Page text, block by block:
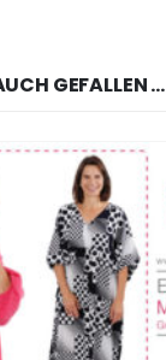
GEFALLEN …